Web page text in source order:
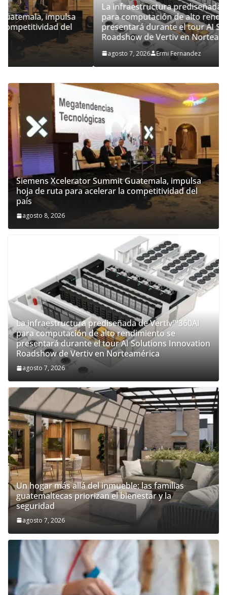
La infraestructura prediseñada de Vertiv™360AI
para computación de alto rendimiento se
presentará durante el tour AI Solutions Innovation
Roadshow de Vertiv en Norteamérica
Ermi Fernandez
Siemens Xcelerator Summit Guatemala, impulsa
hoja de ruta para acelerar la competitividad del
país
agosto 8, 2026
La infraestructura prediseñada de Vertiv™360AI
para computación de alto rendimiento se
presentará durante el tour AI Solutions Innovation
Roadshow de Vertiv en Norteamérica
agosto 7, 2026
Un hogar más allá del inmueble: las familias
guatemaltecas priorizan el bienestar y la
seguridad
agosto 7, 2026